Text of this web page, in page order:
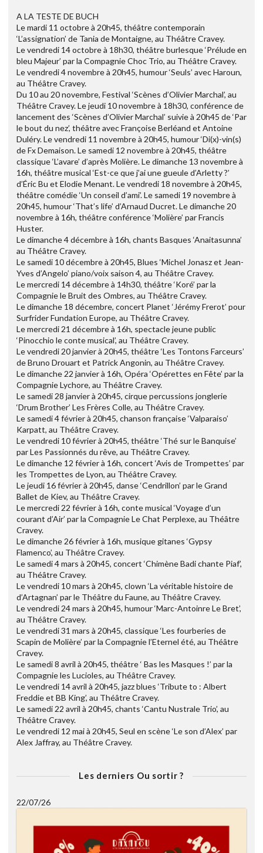
A LA TESTE DE BUCH
Le mardi 11 octobre à 20h45, théâtre contemporain
‘L’assignation’ de Tania de Montaigne, au Théâtre Cravey.
Le vendredi 14 octobre à 18h30, théâtre burlesque ‘Prélude en
bleu Majeur’ par la Compagnie Choc Trio, au Théâtre Cravey.
Le vendredi 4 novembre à 20h45, humour ‘Seuls’ avec Haroun,
au Théâtre Cravey.
Du 10 au 20 novembre, Festival ‘Scènes d’Olivier Marchal’, au
Théâtre Cravey. Le jeudi 10 novembre à 18h30, conférence de
lancement des ‘Scènes d’Olivier Marchal’ suivie à 20h45 de ‘Par
le bout du nez’, théâtre avec Françoise Berléand et Antoine
Duléry. Le vendredi 11 novembre à 20h45, humour ‘Di(x)-vin(s)
de Fx Demaison. Le samedi 12 novembre à 20h45, théâtre
classique ‘L’avare’ d’après Molière. Le dimanche 13 novembre à
16h, théâtre musical ‘Est-ce que j’ai une gueule d’Arletty ?’
d’Éric Bu et Elodie Menant. Le vendredi 18 novembre à 20h45,
théâtre comédie ‘Un conseil d’ami’. Le samedi 19 novembre à
20h45, humour ‘That’s life’ d’Arnaud Ducret. Le dimanche 20
novembre à 16h, théâtre conférence ‘Molière’ par Francis
Huster.
Le dimanche 4 décembre à 16h, chants Basques ‘Anaitasunna’
au Théâtre Cravey.
Le samedi 10 décembre à 20h45, Blues ‘Michel Jonasz et Jean-
Yves d’Angelo’ piano/voix saison 4, au Théâtre Cravey.
Le mercredi 14 décembre à 14h30, théâtre ‘Koré’ par la
Compagnie le Bruit des Ombres, au Théâtre Cravey.
Le dimanche 18 décembre, concert Planet ‘Jérémy Frerot’ pour
Surfrider Fundation Europe, au Théâtre Cravey.
Le mercredi 21 décembre à 16h, spectacle jeune public
‘Pinocchio le conte musical’, au Théâtre Cravey.
Le vendredi 20 janvier à 20h45, théâtre ‘Les Tontons Farceurs’
de Bruno Drouart et Patrick Angonin, au Théâtre Cravey.
Le dimanche 22 janvier à 16h, Opéra ‘Opérettes en Fête’ par la
Compagnie Lychore, au Théâtre Cravey.
Le samedi 28 janvier à 20h45, cirque percussions jonglerie
‘Drum Brother’ Les Frères Colle, au Théâtre Cravey.
Le samedi 4 février à 20h45, chanson française ‘Valparaiso’
Karpatt, au Théâtre Cravey.
Le vendredi 10 février à 20h45, théâtre ‘Thé sur le Banquise’
par Les Passionnés du rêve, au Théâtre Cravey.
Le dimanche 12 février à 16h, concert ‘Avis de Trompettes’ par
les Trompettes de Lyon, au Théâtre Cravey.
Le jeudi 16 février à 20h45, danse ‘Cendrillon’ par le Grand
Ballet de Kiev, au Théâtre Cravey.
Le mercredi 22 février à 16h, conte musical ‘Voyage d’un
courant d’Air’ par la Compagnie Le Chat Perplexe, au Théâtre
Cravey.
Le dimanche 26 février à 16h, musique gitanes ‘Gypsy
Flamenco’, au Théâtre Cravey.
Le samedi 4 mars à 20h45, concert ‘Chimène Badi chante Piaf’,
au Théâtre Cravey.
Le vendredi 10 mars à 20h45, clown ‘La véritable histoire de
d’Artagnan’ par le Théâtre du Faune, au Théâtre Cravey.
Le vendredi 24 mars à 20h45, humour ‘Marc-Antoinre Le Bret’,
au Théâtre Cravey.
Le vendredi 31 mars à 20h45, classique ‘Les fourberies de
Scapin de Molière’ par la Compagnie l’Eternel été, au Théâtre
Cravey.
Le samedi 8 avril à 20h45, théâtre ‘ Bas les Masques !’ par la
Compagnie les Lucioles, au Théâtre Cravey.
Le vendredi 14 avril à 20h45, jazz blues ‘Tribute to : Albert
Freddie et BB King’, au Théâtre Cravey.
Le samedi 22 avril à 20h45, chants ‘Cantu Nustrale Trio’, au
Théâtre Cravey.
Le vendredi 12 mai à 20h45, Seul en scène ‘Le son d’Alex’ par
Alex Jaffray, au Théâtre Cravey.
Les derniers Ou sortir ?
22/07/26